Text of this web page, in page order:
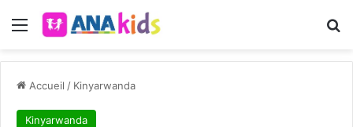
Menu
Accueil / Kinyarwanda
Kinyarwanda